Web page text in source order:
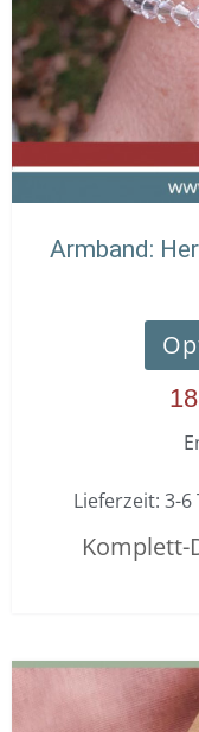
Armband:
Lieferzeit: 3-
Komplett-